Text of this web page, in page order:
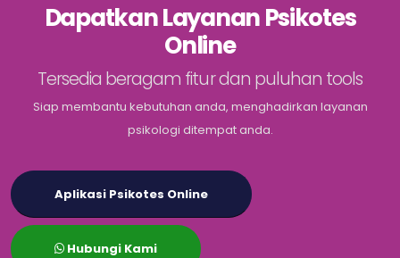
Dapatkan Layanan Psikotes
Online
Tersedia beragam fitur dan puluhan tools
Siap membantu kebutuhan anda, menghadirkan layanan
psikologi ditempat anda.
Aplikasi Psikotes Online
Hubungi Kami